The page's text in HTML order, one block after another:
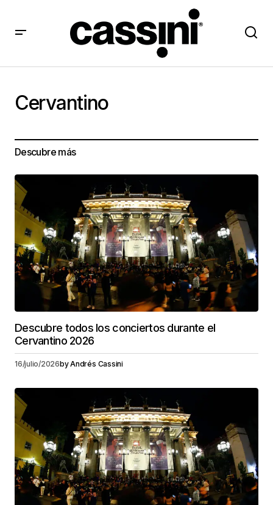
Cervantino
Descubre más
Descubre todos los conciertos durante el
Cervantino 2026
16/julio/2026byAndrés Cassini